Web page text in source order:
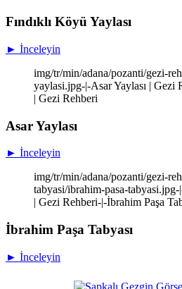
Fındıklı Köyü Yaylası
► İnceleyin
img/tr/min/adana/pozanti/gezi-
yaylasi.jpg-|-Asar Yaylası | Gezi
| Gezi Rehberi
Asar Yaylası
► İnceleyin
img/tr/min/adana/pozanti/gezi-
tabyasi/ibrahim-pasa-tabyasi.jpg-
| Gezi Rehberi-|-İbrahim Paşa
İbrahim Paşa Tabyası
► İnceleyin